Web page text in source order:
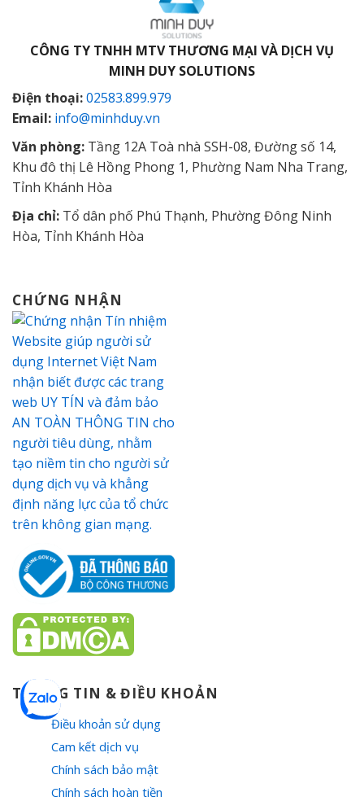
CÔNG TY TNHH MTV THƯƠNG MẠI VÀ DỊCH VỤ
MINH DUY SOLUTIONS
Điện thoại:02583.899.979
Email: info@minhduy.vn
Văn phòng: Tầng 12A Toà nhà SSH-08, Đường số 14,
Khu đô thị Lê Hồng Phong 1, Phường Nam Nha Trang,
Tỉnh Khánh Hòa
Địa chỉ: Tổ dân phố Phú Thạnh, Phường Đông Ninh
Hòa, Tỉnh Khánh Hòa
CHỨNG NHẬN
THÔNG TIN & ĐIỀU KHOẢN
Điều khoản sử dụng
Cam kết dịch vụ
Chính sách bảo mật
Chính sách hoàn tiền